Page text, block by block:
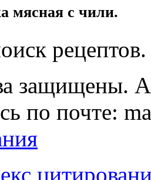
мясная с чили.
рецептов.
защищены.
по почте: